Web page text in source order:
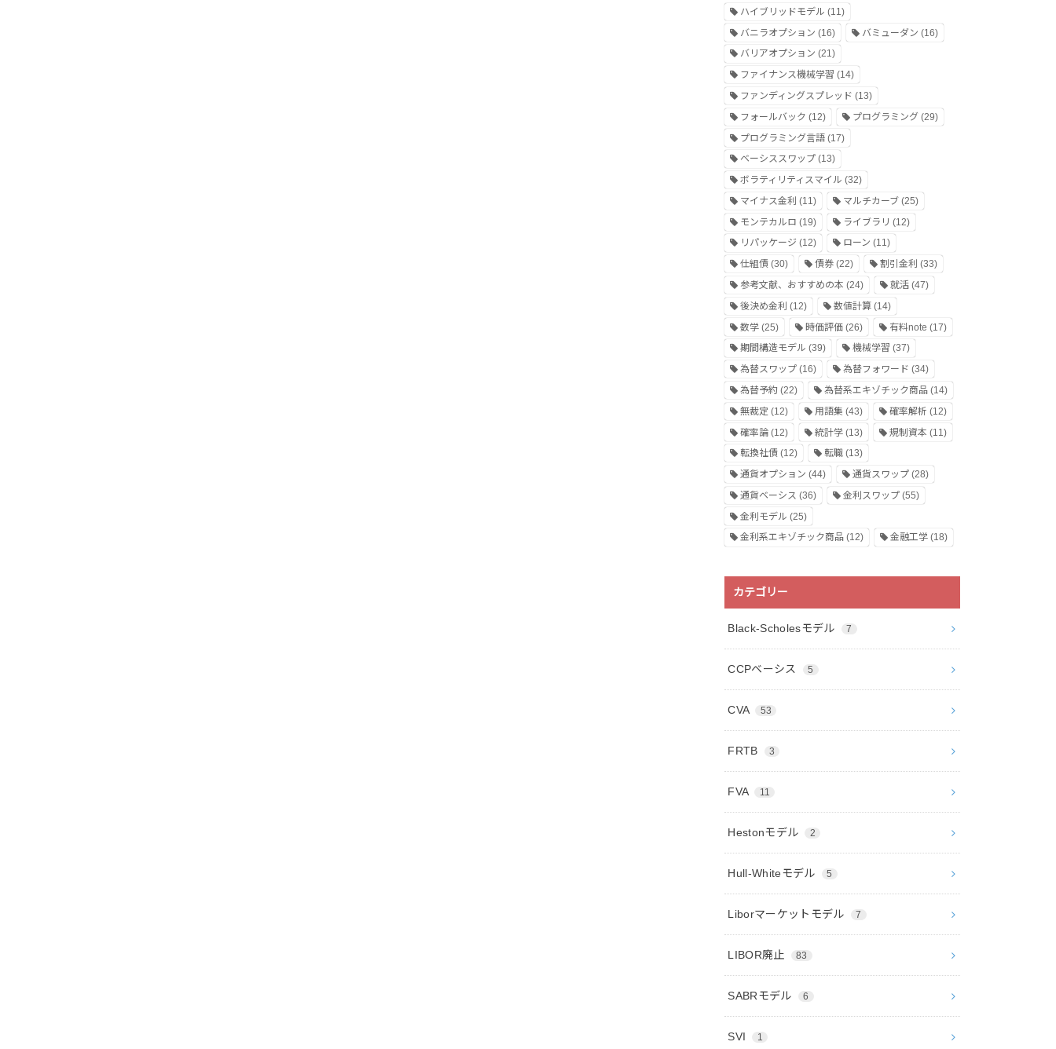
ハイブリッドモデル (11)
バニラオプション (16) バミューダン (16)
バリアオプション (21)
ファイナンス機械学習 (14)
ファンディングスプレッド (13)
フォールバック (12) プログラミング(29)
プログラミング言語 (17)
ベーシススワップ (13)
ボラティリティスマイル (32)
マイナス金利 (11) マルチカーブ(25)
モンテカルロ (19) ライブラリ (12)
リパッケージ (12) ローン (11)
仕組債 (30) 債券(22) 割引金利 (33)
参考文献、おすすめの本 (24) 就活(47)
後決め金利 (12) 数値計算(14)
数学 (25) 時価評価(26) 有料note (17)
期間構造モデル (39) 機械学習 (37)
為替スワップ (16) 為替フォワード (34)
為替予約 (22) 為替系エキゾチック商品(14)
無裁定 (12) 用語集 (43) 確率解析 (12)
確率論 (12) 統計学(13) 規制資本 (11)
転換社債 (12) 転職(13)
通貨オプション (44) 通貨スワップ(28)
通貨ベーシス (36) 金利スワップ(55)
金利モデル (25)
金利系エキゾチック商品 (12) 金融工学(18)
カテゴリー
Black-Scholesモデル 7
CCPベーシス 5
CVA 53
FRTB 3
FVA 11
Hestonモデル 2
Hull-Whiteモデル 5
Liborマーケットモデル 7
LIBOR廃止 83
SABRモデル 6
SVI 1